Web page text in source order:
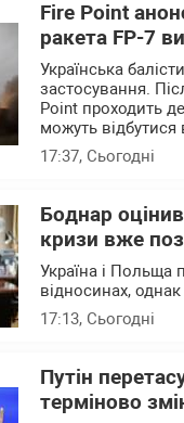
Fire Point
ракета FP-7
Українська
застосування.
Point проходить
можуть
17:37, Сьогодні
Боднар
кризи вже
Україна і Польща
відносинах,
17:13, Сьогодні
Путін
терміново